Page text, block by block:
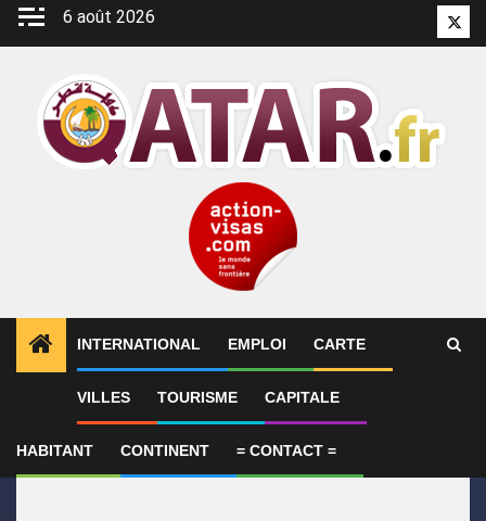
Aller
6 août 2026
INTERNATIONAL EMPLOI CARTE
VILLES TOURISME CAPITALE
HABITANT CONTINENT = CONTACT =
ALERTES INFO 1 Le Qatar appelle à faire pression